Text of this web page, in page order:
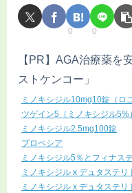
0 0
【PR】AGA治療薬を
ストケンコー」
ミノキシジル10mg10錠（ロ
ツゲイン5（ミノキシジル5%）
ミノキシジル2.5mg100錠
プロペシア
ミノキシジル5％とフィナス
ミノキシジル x デュタステリ
ミノキシジル x デュタステリ